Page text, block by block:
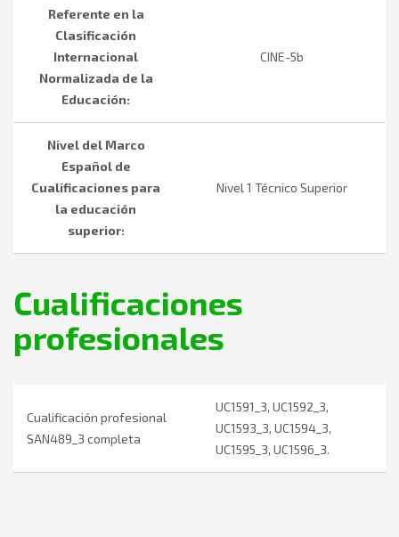
Referente en la
Clasificación
Internacional
Normalizada de la
Educación:
CINE-5b
Nivel del Marco
Español de
Cualificaciones para
la educación
superior:
Nivel 1 Técnico Superior
Cualificaciones
profesionales
Cualificación profesional
SAN489_3 completa
UC1591_3, UC1592_3,
UC1593_3, UC1594_3,
UC1595_3, UC1596_3.